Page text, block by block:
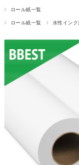
ロール紙一覧
ロール紙一覧 水性インク